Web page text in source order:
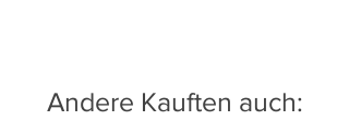
Andere Kauften auch: